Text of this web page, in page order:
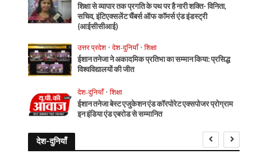
शिक्षा से व्यापार तक प्रगति के पथ पर है नारी शक्ति- विनिता,
सचिव, इंटिएक्सलेंट चैंबर्स ऑफ कॉमर्स एंड इंडस्ट्री
(आईसीसीआई)
उत्तर प्रदेश • देश-दुनियाँ • शिक्षा
ईशान तनेजा ने अकादमिक प्रतिभा का सम्मान किया: प्रसिद्ध
विश्वविद्यालयों की जीत
देश-दुनियाँ • शिक्षा
ईशान तनेजा बेस्ट एजुकेशन एंड कॉरपोरेट एक्सपोजर प्रोग्राम
इन इंडिया एंड एबरोड से सम्मानित
देश-दुनियाँ